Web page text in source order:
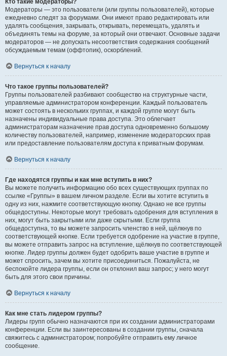
Кто такие модераторы?
Модераторы — это пользователи (или группы пользователей), которые
ежедневно следят за форумами. Они имеют право редактировать или
удалять сообщения, закрывать, открывать, перемещать, удалять и
объединять темы на форуме, за который они отвечают. Основные задачи
модераторов — не допускать несоответствия содержания сообщений
обсуждаемым темам (оффтопик), оскорблений.
Вернуться к началу
Что такое группы пользователей?
Группы пользователей разбивают сообщество на структурные части,
управляемые администратором конференции. Каждый пользователь
может состоять в нескольких группах, и каждой группе могут быть
назначены индивидуальные права доступа. Это облегчает
администраторам назначение прав доступа одновременно большому
количеству пользователей, например, изменение модераторских прав
или предоставление пользователям доступа к приватным форумам.
Вернуться к началу
Где находятся группы и как мне вступить в них?
Вы можете получить информацию обо всех существующих группах по
ссылке «Группы» в вашем личном разделе. Если вы хотите вступить в
одну из них, нажмите соответствующую кнопку. Однако не все группы
общедоступны. Некоторые могут требовать одобрения для вступления в
них, могут быть закрытыми или даже скрытыми. Если группа
общедоступна, то вы можете запросить членство в ней, щёлкнув по
соответствующей кнопке. Если требуется одобрение на участие в группе,
вы можете отправить запрос на вступление, щёлкнув по соответствующей
кнопке. Лидер группы должен будет одобрить ваше участие в группе и
может спросить, зачем вы хотите присоединиться. Пожалуйста, не
беспокойте лидера группы, если он отклонил ваш запрос; у него могут
быть для этого свои причины.
Вернуться к началу
Как мне стать лидером группы?
Лидеры групп обычно назначаются при их создании администраторами
конференции. Если вы заинтересованы в создании группы, сначала
свяжитесь с администратором; попробуйте отправить ему личное
сообщение.